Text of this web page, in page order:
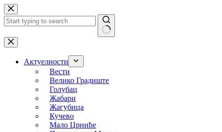
Skip
to
content
No
results
Актуелности
Вести
Велико Градиште
Голубац
Жабари
Жагубица
Кучево
Мало Црниће